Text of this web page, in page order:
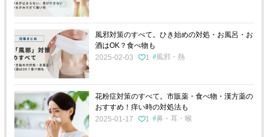
風邪対策のすべて。ひき始めの対処・お風呂・お
酒はOK？食べ物も
2025-02-03
1 風邪・熱
花粉症対策のすべて。市販薬・食べ物・漢方薬の
おすすめ！痒い時の対処法も
2025-01-17
1 鼻・耳・喉